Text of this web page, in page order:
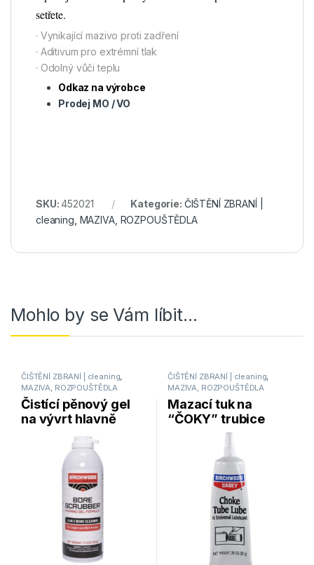
setřete.
· Vynikající mazivo proti zadření
· Aditivum pro extrémní tlak
· Odolný vůči teplu
Odkaz na výrobce
Prodej MO / VO
SKU:452021 Kategorie: ČIŠTĚNÍ ZBRANÍ |
cleaning MAZIVA, ROZPOUŠTĚDLA
Mohlo by se Vám líbit…
ČIŠTĚNÍ ZBRANÍ | cleaning,
MAZIVA, ROZPOUŠTĚDLA
Čistící pěnový gel
na vývrt hlavně
Birchwood Casey
Bore Scrubber® gel
– 326g
ČIŠTĚNÍ ZBRANÍ | cleaning,
MAZIVA, ROZPOUŠTĚDLA
Mazací tuk na
“ČOKY” trubice
přívěry – Choke
Tube Lube 21g